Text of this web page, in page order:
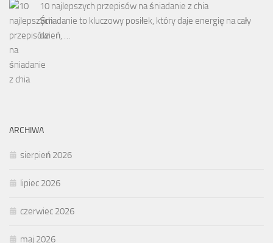
10 najlepszych przepisów na śniadanie z chia
Śniadanie to kluczowy posiłek, który daje energię na cały
dzień, …
ARCHIWA
sierpień 2026
lipiec 2026
czerwiec 2026
maj 2026